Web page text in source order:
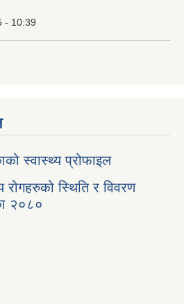
- 10:39
स्वास्थ्य प्रोफाइल
रोगहरुको स्थिति र विवरण
२०८०